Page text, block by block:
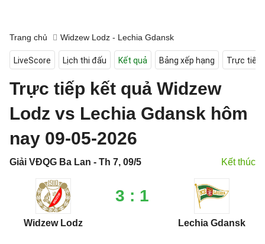
Trang chủ Widzew Lodz - Lechia Gdansk
LiveScore Lịch thi đấu Kết quả Bảng xếp hạng Trực tiếp
Trực tiếp kết quả Widzew
Lodz vs Lechia Gdansk hôm
nay 09-05-2026
Giải VĐQG Ba Lan - Th 7, 09/5 Kết thúc
Widzew Lodz
3 : 1
Lechia Gdansk